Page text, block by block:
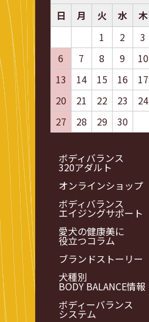
日
月 火 水 木
1
2 3
6
7 8 9 10
13
14 15 16 17
20
21 22 23 24
27
28 29 30
ボディバランス
320アダルト
オンラインショップ
ボディバランス
エイジングサポート
愛犬の健康美に
役立つコラム
ブランドストーリー
犬種別
BODY BALANCE情報
ボディーバランス
システム